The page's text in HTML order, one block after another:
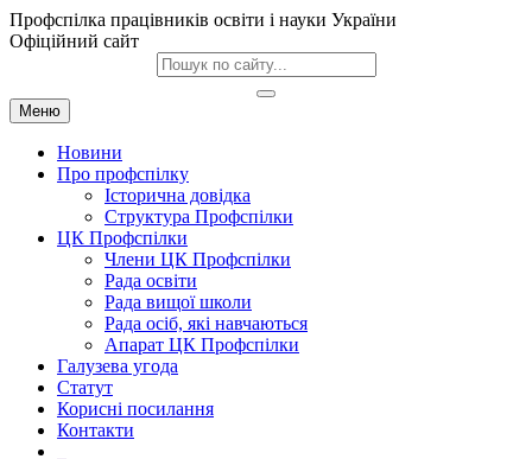
Профспілка працівників освіти і науки України
Офіційний сайт
Меню
Новини
Про профспілку
Історична довідка
Структура Профспілки
ЦК Профспілки
Члени ЦК Профспілки
Рада освіти
Рада вищої школи
Рада осіб, які навчаються
Апарат ЦК Профспілки
Галузева угода
Статут
Корисні посилання
Контакти